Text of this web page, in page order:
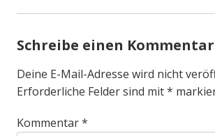
Schreibe einen Kommentar
Deine E-Mail-Adresse wird nicht
Erforderliche Felder sind mit*
Kommentar*